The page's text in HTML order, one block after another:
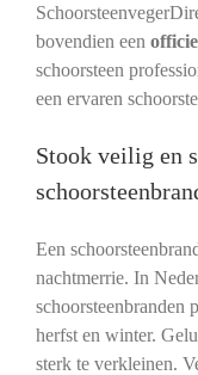
bovendien een
schoorsteen
een ervaren
Stook veilig en
Een
nachtmerrie. In
schoorsteenbranden
herfst en winter.
sterk te verkleinen.